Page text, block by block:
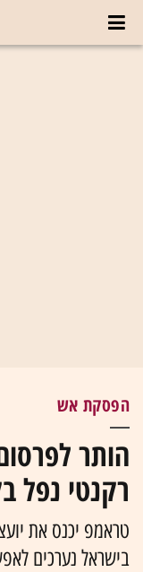
הפסקת אש
הותר
רקנטי נפל
טראמפ יכנס את
בישראל נערכים